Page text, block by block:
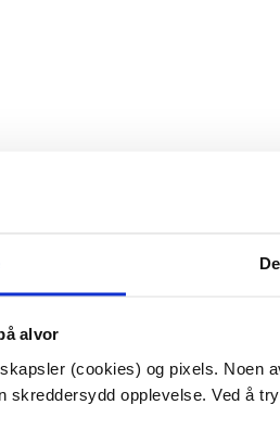
alvor
(cookies) og pixels. Noen
skreddersydd opplevelse. Ved å
til leie, både
av ulike størrelser
tilgang på offentlig
om leie av kontorer, ta kontakt
304 eller e-post:
e-post: